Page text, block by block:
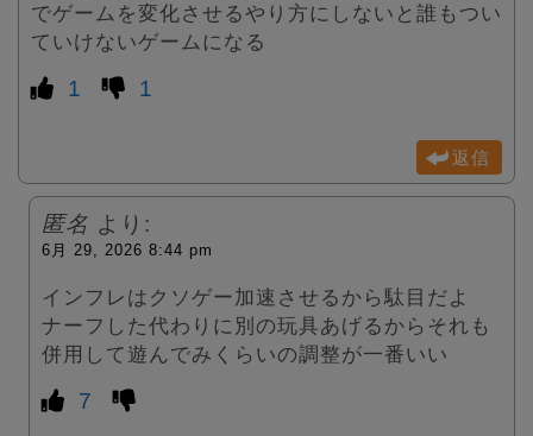
でゲームを変化させるやり方にしないと誰もつい
ていけないゲームになる
1 1
返信
匿名 より:
6月 29, 2026 8:44 pm
インフレはクソゲー加速させるから駄目だよ
ナーフした代わりに別の玩具あげるからそれも
併用して遊んでみくらいの調整が一番いい
7